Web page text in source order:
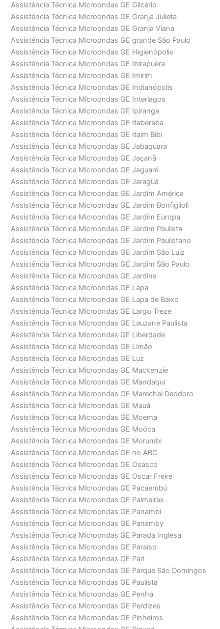
Assistência Técnica Microondas GE Glicério
Assistência Técnica Microondas GE Granja Julieta
Assistência Técnica Microondas GE Granja Viana
Assistência Técnica Microondas GE grande São Paulo
Assistência Técnica Microondas GE Higienópolis
Assistência Técnica Microondas GE Ibirapuera
Assistência Técnica Microondas GE Imirim
Assistência Técnica Microondas GE Indianópolis
Assistência Técnica Microondas GE Interlagos
Assistência Técnica Microondas GE Ipiranga
Assistência Técnica Microondas GE Itaberaba
Assistência Técnica Microondas GE Itaim Bibi
Assistência Técnica Microondas GE Jabaquara
Assistência Técnica Microondas GE Jaçanã
Assistência Técnica Microondas GE Jaguaré
Assistência Técnica Microondas GE Jaraguá
Assistência Técnica Microondas GE Jardim América
Assistência Técnica Microondas GE Jardim Bonfiglioli
Assistência Técnica Microondas GE Jardim Europa
Assistência Técnica Microondas GE Jardim Paulista
Assistência Técnica Microondas GE Jardim Paulistano
Assistência Técnica Microondas GE Jardim São Luiz
Assistência Técnica Microondas GE Jardim São Paulo
Assistência Técnica Microondas GE Jardins
Assistência Técnica Microondas GE Lapa
Assistência Técnica Microondas GE Lapa de Baixo
Assistência Técnica Microondas GE Largo Treze
Assistência Técnica Microondas GE Lauzane Paulista
Assistência Técnica Microondas GE Liberdade
Assistência Técnica Microondas GE Limão
Assistência Técnica Microondas GE Luz
Assistência Técnica Microondas GE Mackenzie
Assistência Técnica Microondas GE Mandaqui
Assistência Técnica Microondas GE Marechal Deodoro
Assistência Técnica Microondas GE Mauá
Assistência Técnica Microondas GE Moema
Assistência Técnica Microondas GE Moóca
Assistência Técnica Microondas GE Morumbi
Assistência Técnica Microondas GE no ABC
Assistência Técnica Microondas GE Osasco
Assistência Técnica Microondas GE Oscar Freire
Assistência Técnica Microondas GE Pacaembú
Assistência Técnica Microondas GE Palmeiras
Assistência Técnica Microondas GE Panambi
Assistência Técnica Microondas GE Panamby
Assistência Técnica Microondas GE Parada Inglesa
Assistência Técnica Microondas GE Paraíso
Assistência Técnica Microondas GE Pari
Assistência Técnica Microondas GE Parque São Domingos
Assistência Técnica Microondas GE Paulista
Assistência Técnica Microondas GE Penha
Assistência Técnica Microondas GE Perdizes
Assistência Técnica Microondas GE Pinheiros